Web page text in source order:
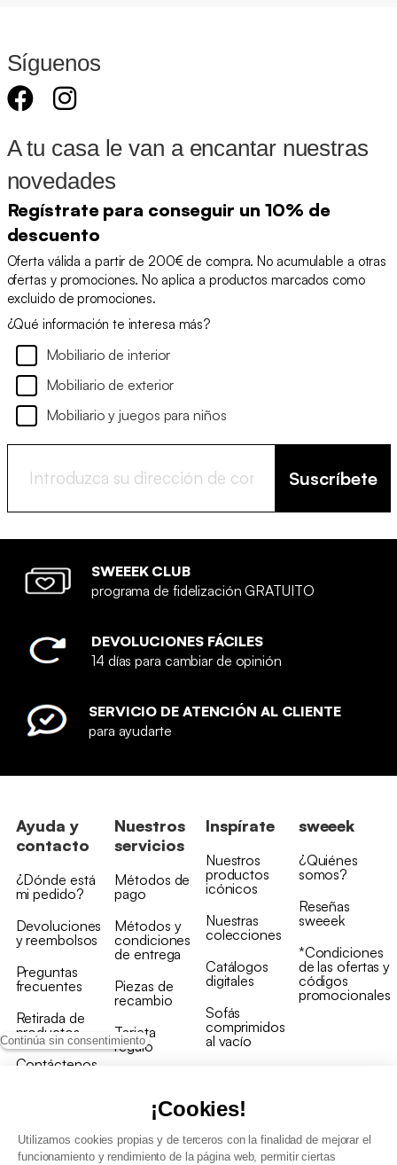
Continúa sin consentimiento
¡Cookies!
Utilizamos cookies propias y de terceros con la finalidad de mejorar el
funcionamiento y rendimiento de la página web, permitir ciertas
Síguenos
A tu casa le van a encantar nuestras
novedades
Regístrate para conseguir un 10% de
descuento
Oferta válida a partir de 200€ de compra. No acumulable a otras
ofertas y promociones. No aplica a productos marcados como
excluido de promociones.
¿Qué información te interesa más?
Mobiliario de interior
Mobiliario de exterior
Mobiliario y juegos para niños
Suscríbete
SWEEEK CLUB
programa de fidelización GRATUITO
DEVOLUCIONES FÁCILES
14 días para cambiar de opinión
SERVICIO DE ATENCIÓN AL CLIENTE
para ayudarte
Ayuda y
contacto
¿Dónde está
mi pedido?
Devoluciones
y reembolsos
Preguntas
frecuentes
Retirada de
productos
Contáctenos
Nuestros
servicios
Métodos de
pago
Métodos y
condiciones
de entrega
Piezas de
recambio
Tarjeta
regalo
Inspírate
Nuestros
productos
icónicos
Nuestras
colecciones
Catálogos
digitales
Sofás
comprimidos
al vacío
sweeek
¿Quiénes
somos?
Reseñas
sweeek
*Condiciones
de las ofertas y
códigos
promocionales